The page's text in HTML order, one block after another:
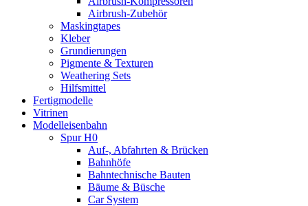
Airbrush-Zubehör
Maskingtapes
Kleber
Grundierungen
Pigmente & Texturen
Weathering Sets
Hilfsmittel
Fertigmodelle
Vitrinen
Modelleisenbahn
Spur H0
Auf-, Abfahrten & Brücken
Bahnhöfe
Bahntechnische Bauten
Bäume & Büsche
Car System